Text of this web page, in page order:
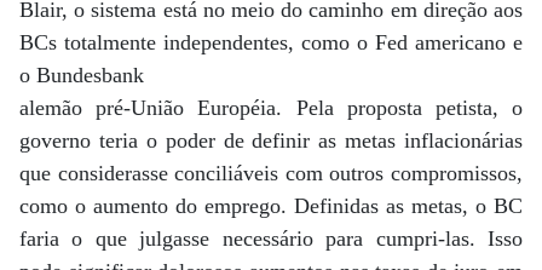
Blair, o sistema está no meio do caminho em direção aos
BCs totalmente independentes, como o Fed americano e
o Bundesbank
alemão pré-União Européia. Pela proposta petista, o
governo teria o poder de definir as metas inflacionárias
que considerasse conciliáveis com outros compromissos,
como o aumento do emprego. Definidas as metas, o BC
faria o que julgasse necessário para cumpri-las. Isso